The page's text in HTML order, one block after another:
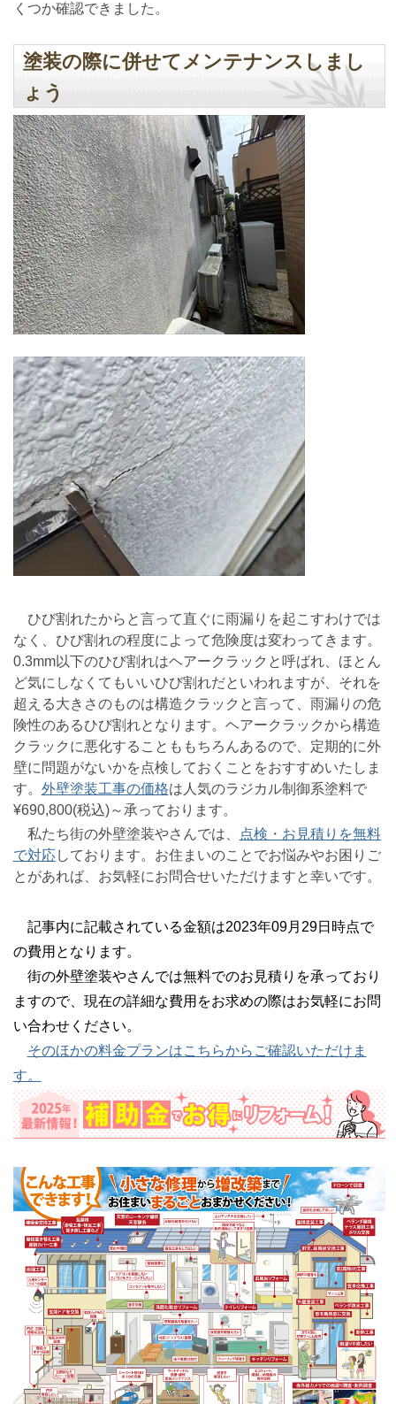
くつか確認できました。
塗装の際に併せてメンテナンスしまし
ょう
ひび割れたからと言って直ぐに雨漏りを起こすわけでは
なく、ひび割れの程度によって危険度は変わってきます。
0.3mm以下のひび割れはヘアークラックと呼ばれ、ほとん
ど気にしなくてもいいひび割れだといわれますが、それを
超える大きさのものは構造クラックと言って、雨漏りの危
険性のあるひび割れとなります。ヘアークラックから構造
クラックに悪化することももちろんあるので、定期的に外
壁に問題がないかを点検しておくことをおすすめいたしま
す。 外壁塗装工事の価格は人気のラジカル制御系塗料で
¥690,800(税込)～承っております。
私たち街の外壁塗装やさんでは、
点検・お見積りを無料
で対応しております。お住まいのことでお悩みやお困りご
とがあれば、お気軽にお問合せいただけますと幸いです。
記事内に記載されている金額は2023年09月29日時点で
の費用となります。
街の外壁塗装やさんでは無料でのお見積りを承っており
ますので、現在の詳細な費用をお求めの際はお気軽にお問
い合わせください。
そのほかの料金プランはこちらからご確認いただけま
す。